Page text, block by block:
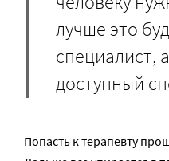
лучше это
специалист,
доступный
Попасть к терапевту